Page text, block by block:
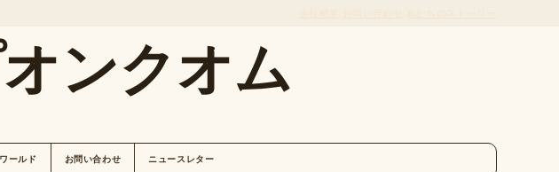
ンクオム
ワールド お問い合わせ ニュースレター